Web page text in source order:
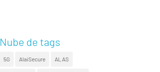
Nube de tags
5G AlaiSecure ALAS